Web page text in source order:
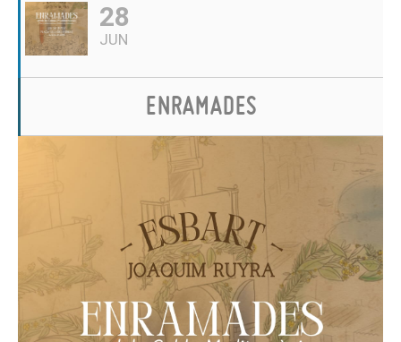
28
JUN
ENRAMADES